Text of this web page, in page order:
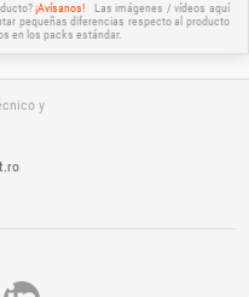
¡Avísanos!
Las imágenes / vídeos aquí
pequeñas diferencias respecto al producto
en los packs estándar.
y